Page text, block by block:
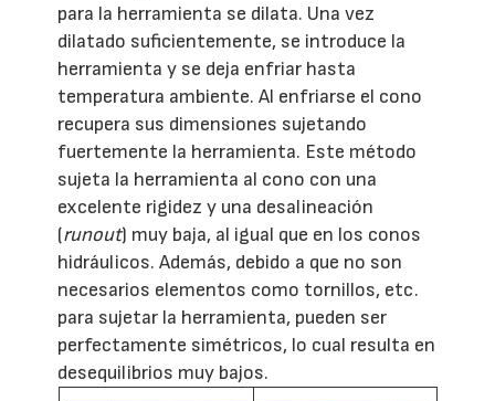
para la herramienta se dilata. Una vez
dilatado suficientemente, se introduce la
herramienta y se deja enfriar hasta
temperatura ambiente. Al enfriarse el cono
recupera sus dimensiones sujetando
fuertemente la herramienta. Este método
sujeta la herramienta al cono con una
excelente rigidez y una desalineación
(runout) muy baja, al igual que en los conos
hidráulicos. Además, debido a que no son
necesarios elementos como tornillos, etc.
para sujetar la herramienta, pueden ser
perfectamente simétricos, lo cual resulta en
desequilibrios muy bajos.